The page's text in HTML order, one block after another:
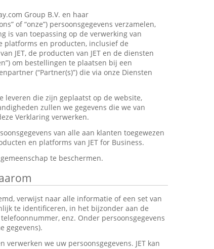
Group B.V. en haar
of “onze”) persoonsgegevens verzamelen,
is van toepassing op de verwerking van
platforms en producten, inclusief de
JET, de producten van JET en de diensten
om bestellingen te plaatsen bij een
(“Partner(s)”) die via onze Diensten
leveren die zijn geplaatst op de website,
zullen we gegevens die we van
Verklaring verwerken.
van alle aan klanten toegewezen
en platforms van JET for Business.
te beschermen.
verwijst naar alle informatie of een set van
te identificeren, in het bijzonder aan de
enz. Onder persoonsgegevens
gegevens).
we uw persoonsgegevens. JET kan